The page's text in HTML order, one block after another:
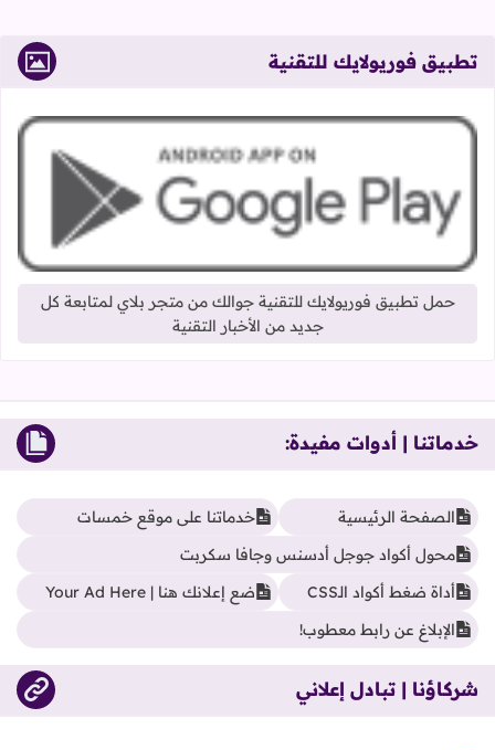
تطبيق فوريولايك للتقنية
حمل تطبيق فوريولايك للتقنية جوالك من متجر بلاي لمتابعة كل
جديد من الأخبار التقنية
خدماتنا | أدوات مفيدة:
الصفحة الرئيسية
خدماتنا على موقع خمسات
محول أكواد جوجل أدسنس وجافا سكربت
أداة ضغط أكواد الـCSS
ضع إعلانك هنا | Your Ad Here
الإبلاغ عن رابط معطوب!
شركاؤنا | تبادل إعلاني